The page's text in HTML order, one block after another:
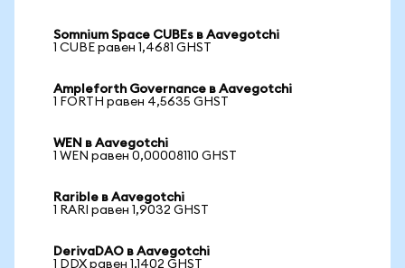
Somnium Space CUBEs в Aavegotchi
1 CUBE равен 1,4681 GHST
Ampleforth Governance в Aavegotchi
1 FORTH равен 4,5635 GHST
WEN в Aavegotchi
1 WEN равен 0,00008110 GHST
Rarible в Aavegotchi
1 RARI равен 1,9032 GHST
DerivaDAO в Aavegotchi
1 DDX равен 1,1402 GHST